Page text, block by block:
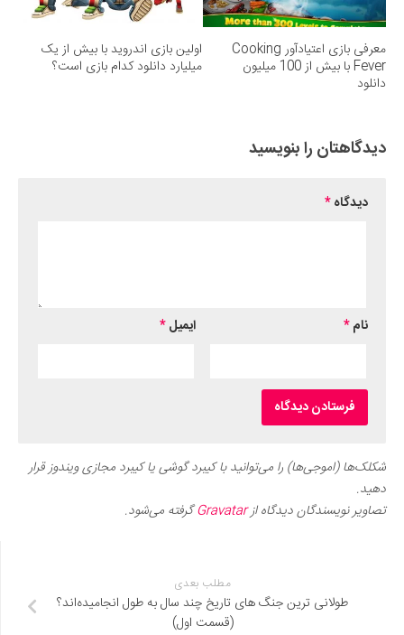
معرفی بازی اعتیادآور Cooking
Fever با بیش از 100 میلیون
دانلود
اولین بازی اندروید با بیش از یک
میلیارد دانلود کدام بازی است؟
دیدگاهتان را بنویسید
دیدگاه*
نام* ایمیل*
شکلک‌ها (اموجی‌ها) را می‌توانید با کیبرد گوشی یا کیبرد مجازی ویندوز قرار
دهید.
تصاویر نویسندگان دیدگاه ازGravatarگرفته می‌شود.
مطلب بعدی
طولانی ترین جنگ های تاریخ چند سال به طول انجامیده‌اند؟
(قسمت اول)